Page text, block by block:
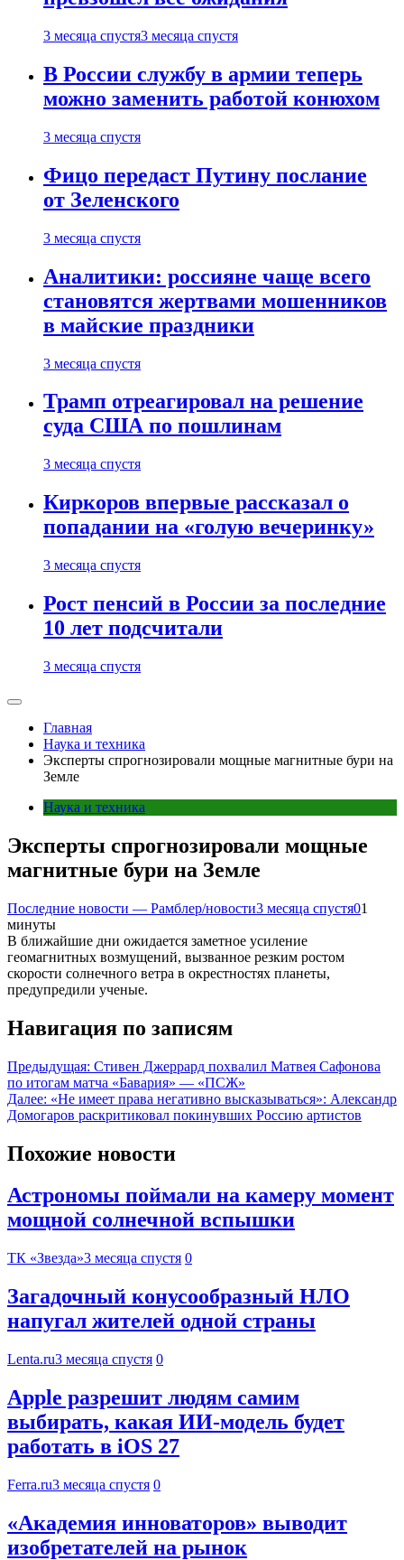
3 месяца спустя3 месяца спустя
В России службу в армии теперь
можно заменить работой конюхом
3 месяца спустя
Фицо передаст Путину послание
от Зеленского
3 месяца спустя
Аналитики: россияне чаще всего
становятся жертвами мошенников
в майские праздники
3 месяца спустя
Трамп отреагировал на решение
суда США по пошлинам
3 месяца спустя
Киркоров впервые рассказал о
попадании на «голую вечеринку»
3 месяца спустя
Рост пенсий в России за последние
10 лет подсчитали
3 месяца спустя
Главная
Наука и техника
Эксперты спрогнозировали мощные магнитные бури на
Земле
Наука и техника
Эксперты спрогнозировали мощные
магнитные бури на Земле
Последние новости — Рамблер/новости3 месяца спустя01
минуты
В ближайшие дни ожидается заметное усиление
геомагнитных возмущений, вызванное резким ростом
скорости солнечного ветра в окрестностях планеты,
предупредили ученые.
Навигация по записям
Предыдущая: Стивен Джеррард похвалил Матвея Сафонова
по итогам матча «Бавария» — «ПСЖ»
Далее: «Не имеет права негативно высказываться»: Александр
Домогаров раскритиковал покинувших Россию артистов
Похожие новости
Астрономы поймали на камеру момент
мощной солнечной вспышки
ТК «Звезда»3 месяца спустя 0
Загадочный конусообразный НЛО
напугал жителей одной страны
Lenta.ru3 месяца спустя 0
Apple разрешит людям самим
выбирать, какая ИИ-модель будет
работать в iOS 27
Ferra.ru3 месяца спустя 0
«Академия инноваторов» выводит
изобретателей на рынок